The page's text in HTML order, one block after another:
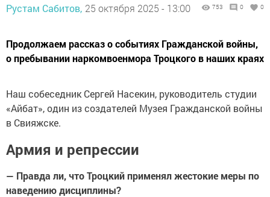
Рустам Сабитов, 25 октября 2025 - 13:00 753 0 0
Продолжаем рассказ о событиях Гражданской войны,
о пребывании наркомвоенмора Троцкого в наших краях
Наш собеседник Сергей Насекин, руководитель студии
«Айбат», один из создателей Музея Гражданской войны
в Свияжске.
Армия и репрессии
— Правда ли, что Троцкий применял жестокие меры по
наведению дисциплины?